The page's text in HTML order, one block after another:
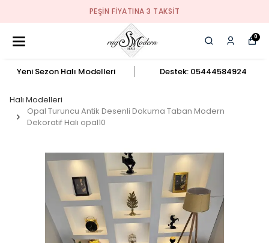
PEŞIN FIYATINA 3 TAKSIT
0
Yeni Sezon Halı Modelleri Destek: 05444584924
Halı Modelleri
Opal Turuncu Antik Desenli Dokuma Taban Modern
Dekoratif Halı opal10